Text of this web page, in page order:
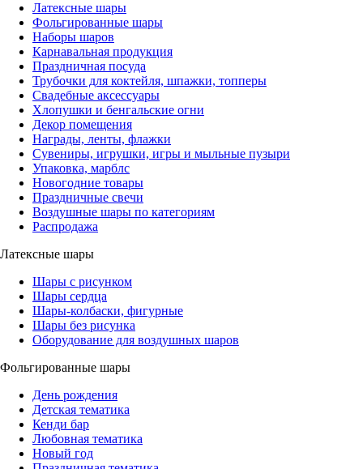
Латексные шары
Фольгированные шары
Наборы шаров
Карнавальная продукция
Праздничная посуда
Трубочки для коктейля, шпажки, топперы
Свадебные аксессуары
Хлопушки и бенгальские огни
Декор помещения
Награды, ленты, флажки
Сувениры, игрушки, игры и мыльные пузыри
Упаковка, марблс
Новогодние товары
Праздничные свечи
Воздушные шары по категориям
Распродажа
Латексные шары
Шары с рисунком
Шары сердца
Шары-колбаски, фигурные
Шары без рисунка
Оборудование для воздушных шаров
Фольгированные шары
День рождения
Детская тематика
Кенди бар
Любовная тематика
Новый год